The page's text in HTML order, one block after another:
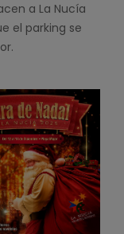
a La Nucía
el parking se